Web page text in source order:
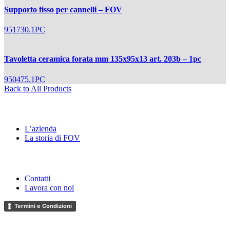
Supporto fisso per cannelli – FOV
951730.1PC
Tavoletta ceramica forata mm 135x95x13 art. 203b – 1pc
950475.1PC
Back to All Products
L’azienda
La storia di FOV
Contatti
Lavora con noi
Termini e Condizioni